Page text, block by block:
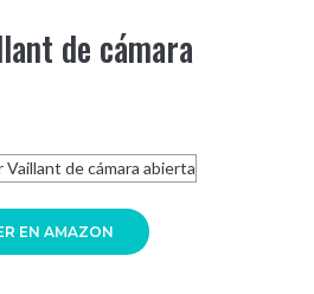
de cámara
EN AMAZON